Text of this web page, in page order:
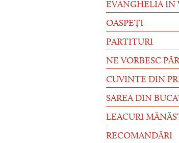
EVANGHELIA IN
OASPEȚI
PARTITURI
NE VORBESC
CUVINTE DIN
SAREA DIN
LEACURI
RECOMANDĂRI